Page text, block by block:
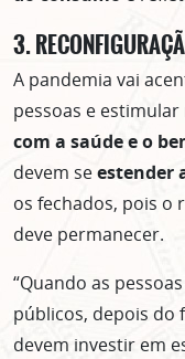
3.
A pandemia vai
pessoas e
com a saúde e o
devem seestender
os fechados, pois o
deve permanecer.
“Quando as
públicos, depois do
devem investir em
Clique no botão
CLIQUE